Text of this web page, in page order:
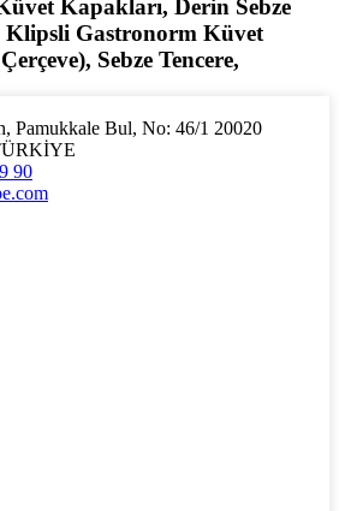
Kapakları, Derin Sebze
Klipsli Gastronorm Küvet
Sebze Tencere,
Pamukkale Bul, No: 46/1 20020
90